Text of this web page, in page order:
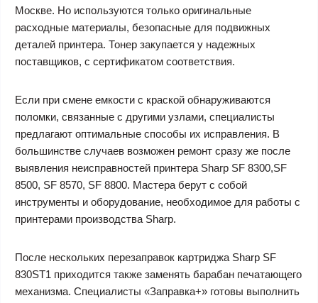
Москве. Но используются только оригинальные
расходные материалы, безопасные для подвижных
деталей принтера. Тонер закупается у надежных
поставщиков, с сертификатом соответствия.
Если при смене емкости с краской обнаруживаются
поломки, связанные с другими узлами, специалисты
предлагают оптимальные способы их исправления. В
большинстве случаев возможен ремонт сразу же после
выявления неисправностей принтера Sharp SF 8300,SF
8500, SF 8570, SF 8800. Мастера берут с собой
инструменты и оборудование, необходимое для работы с
принтерами производства Sharp.
После нескольких перезаправок картриджа Sharp SF
830ST1 приходится также заменять барабан печатающего
механизма. Специалисты «Заправка+» готовы выполнить